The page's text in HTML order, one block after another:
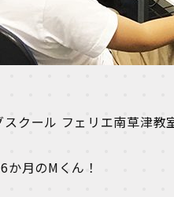
スクール フェリエ南草津
月のMくん！